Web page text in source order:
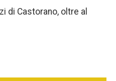
di Castorano, oltre al